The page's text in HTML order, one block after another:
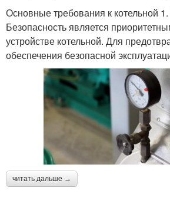
Основные требования к котельной
Безопасность является
устройстве котельной. Для
обеспечения безопасной
читать дальше →